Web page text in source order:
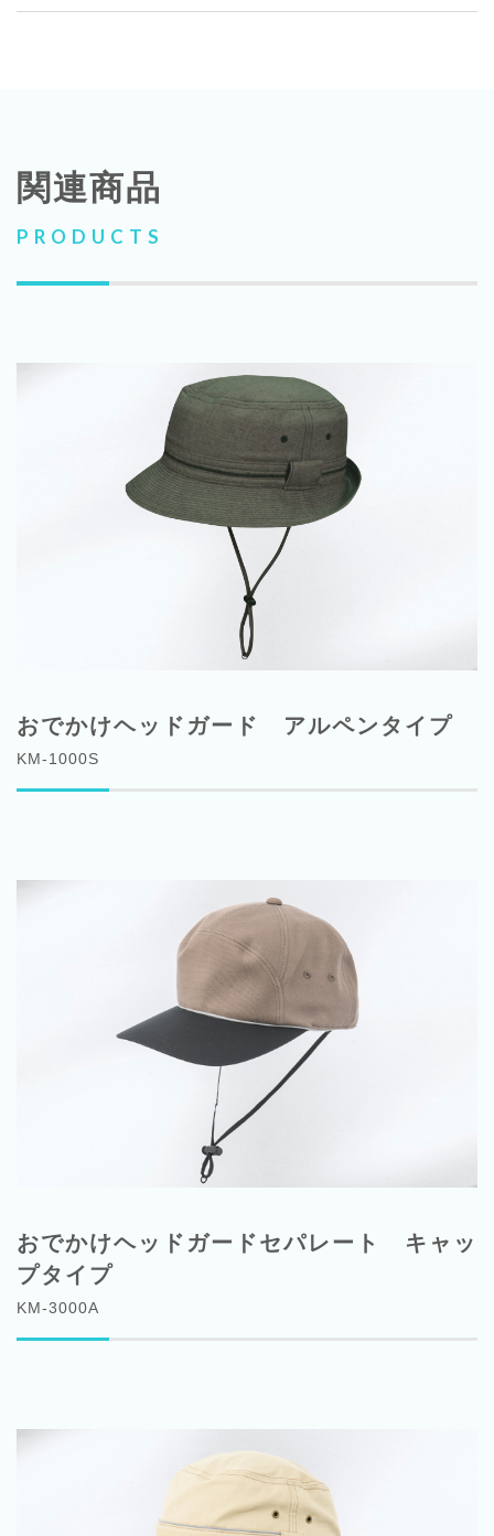
関連商品
PRODUCTS
おでかけヘッドガード アルペンタイプ
KM-1000S
おでかけヘッドガードセパレート キャッ
プタイプ
KM-3000A